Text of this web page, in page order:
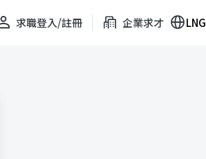
求職登入/註冊 企業求才 LNG